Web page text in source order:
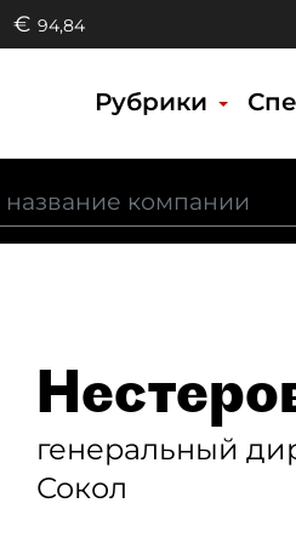
€ 94,84
Рубрики
генеральный
Сокол